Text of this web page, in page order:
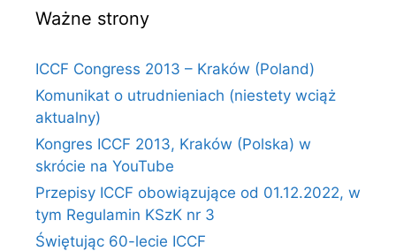
Ważne strony
ICCF Congress 2013 – Kraków (Poland)
Komunikat o utrudnieniach (niestety wciąż
aktualny)
Kongres ICCF 2013, Kraków (Polska) w
skrócie na YouTube
Przepisy ICCF obowiązujące od 01.12.2022, w
tym Regulamin KSzK nr 3
Świętując 60-lecie ICCF